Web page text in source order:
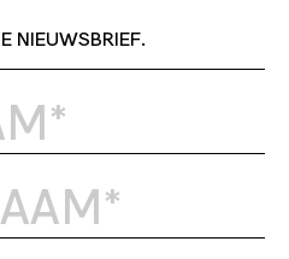
NIEUWSBRIEF.